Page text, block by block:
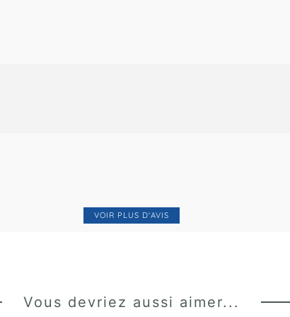
VOIR PLUS D'AVIS
Vous devriez aussi aimer...